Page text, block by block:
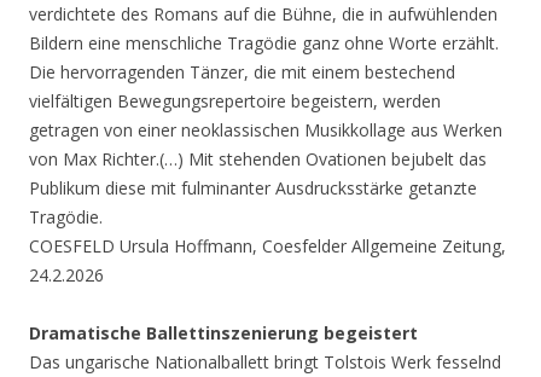
verdichtete des Romans auf die Bühne, die in aufwühlenden
Bildern eine menschliche Tragödie ganz ohne Worte erzählt.
Die hervorragenden Tänzer, die mit einem bestechend
vielfältigen Bewegungsrepertoire begeistern, werden
getragen von einer neoklassischen Musikkollage aus Werken
von Max Richter.(…) Mit stehenden Ovationen bejubelt das
Publikum diese mit fulminanter Ausdrucksstärke getanzte
Tragödie.
COESFELD Ursula Hoffmann, Coesfelder Allgemeine Zeitung,
24.2.2026
Dramatische Ballettinszenierung begeistert
Das ungarische Nationalballett bringt Tolstois Werk fesselnd